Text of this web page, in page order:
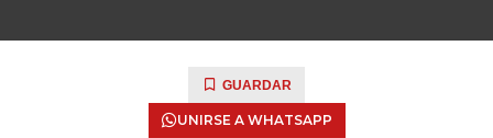
GUARDAR
UNIRSE A WHATSAPP